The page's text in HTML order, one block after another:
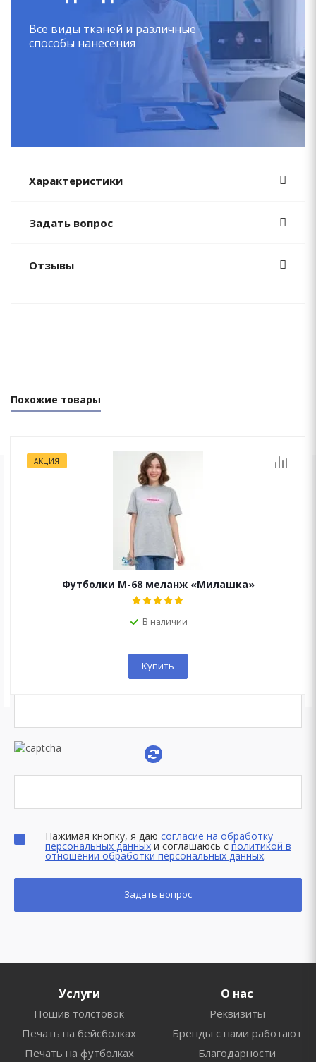
Все виды тканей и различные
способы нанесения
Характеристики
Задать вопрос
Отзывы
Похожие товары
АКЦИЯ
Футболки М-68 меланж «Милашка»
В наличии
Купить
ОСТАЛИСЬ ВОПРОСЫ?
Мы перезвоним Вам в течение 15 минут!
Нажимая кнопку, я даю согласие на обработку
персональных данных и соглашаюсь сполитикой в
отношении обработки персональных данных.
Услуги
Пошив толстовок
Печать на бейсболках
Печать на футболках
О нас
Реквизиты
Бренды с нами работают
Благодарности